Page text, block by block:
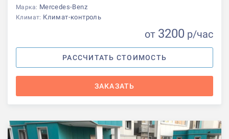
Марка: Mercedes-Benz
Климат: Климат-контроль
от 3200 р/час
РАССЧИТАТЬ СТОИМОСТЬ
ЗАКАЗАТЬ